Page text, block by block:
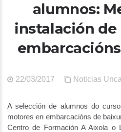
alumnos:
instalación
22/03/2017 Noticias
A selección de alumnos do
motores en embarcacións de
Centro de Formación A Aixola